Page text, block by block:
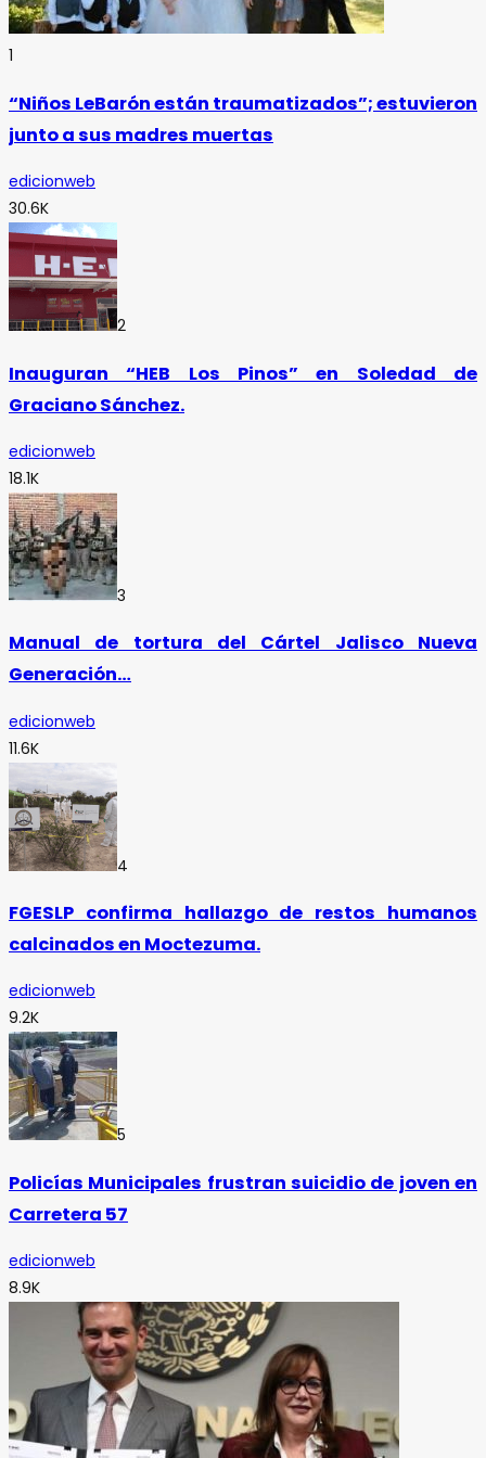
1
“Niños LeBarón están traumatizados”; estuvieron
junto a sus madres muertas
edicionweb
30.6K
2
Inauguran “HEB Los Pinos” en Soledad de
Graciano Sánchez.
edicionweb
18.1K
3
Manual de tortura del Cártel Jalisco Nueva
Generación…
edicionweb
11.6K
4
FGESLP confirma hallazgo de restos humanos
calcinados en Moctezuma.
edicionweb
9.2K
5
Policías Municipales frustran suicidio de joven en
Carretera 57
edicionweb
8.9K